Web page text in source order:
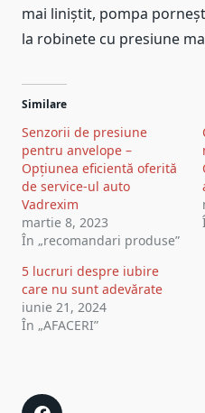
mai liniștit, pompa
la robinete cu presiune
Similare
Senzorii de presiune
pentru anvelope –
Opțiunea eficientă oferită
de service-ul auto
Vadrexim
martie 8, 2023
În „recomandari produse”
5 lucruri despre iubire
care nu sunt adevărate
iunie 21, 2024
În „AFACERI”